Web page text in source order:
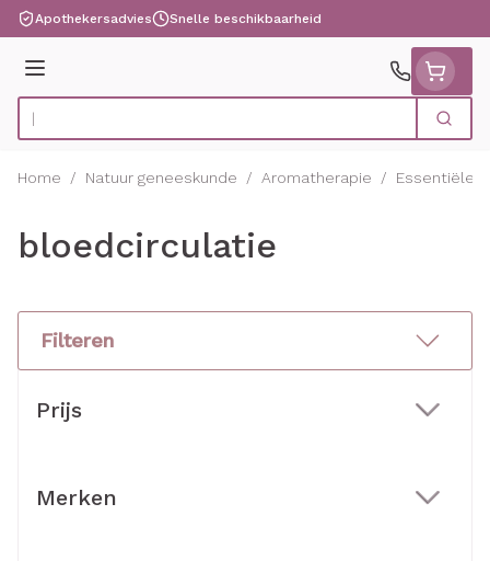
Ga naar de inhoud
Apothekersadvies Snelle beschikbaarheid
Menu
Product, merk, categorie... Zoek
Home / Natuur geneeskunde / Aromatherapie / Essentiële
bloedcirculatie
Filteren
Prijs
Merken